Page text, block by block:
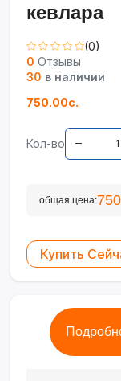
кевлара
(0)
0 Отзывы
30 в наличии
750.00с.
Кол-во
общая цена:
Купить